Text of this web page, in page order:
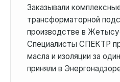
Заказывали
трансформаторной
производстве в
Специалисты СПЕКТР
масла и изоляции за
приняли в